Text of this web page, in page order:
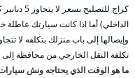
الداخلي) أما اذا كانت سيارتك
تكلفة النقل الخارجي من محافظة
ما هو الوقت الذي يحتاجه ونش